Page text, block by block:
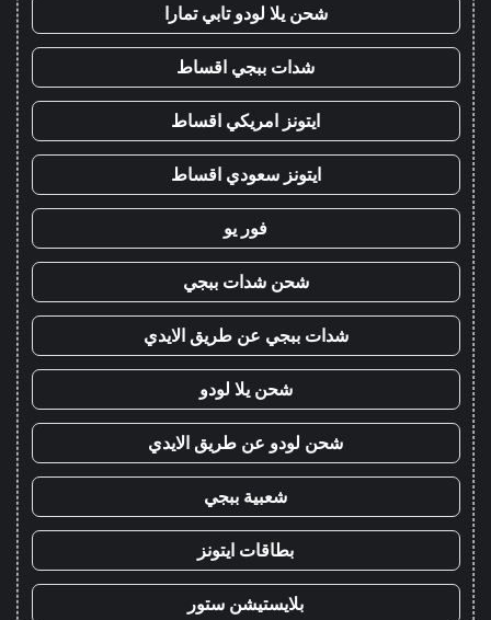
شحن يلا لودو تابي تمارا
شدات ببجي اقساط
ايتونز امريكي اقساط
ايتونز سعودي اقساط
فور يو
شحن شدات ببجي
شدات ببجي عن طريق الايدي
شحن يلا لودو
شحن لودو عن طريق الايدي
شعبية ببجي
بطاقات ايتونز
بلايستيشن ستور